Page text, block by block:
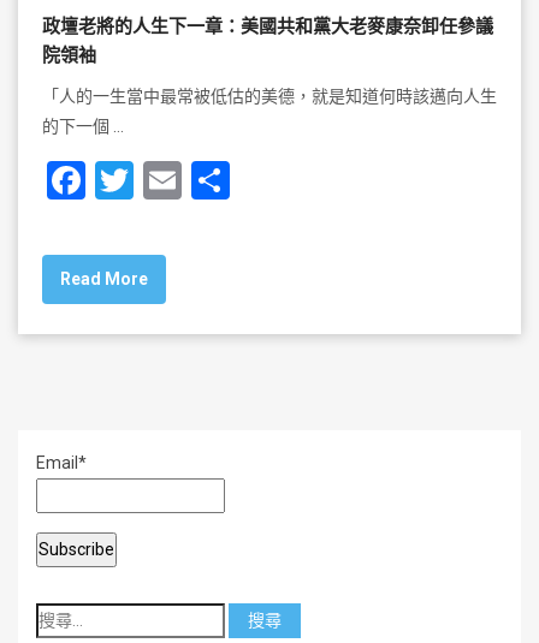
政壇老將的人生下一章：美國共和黨大老麥康奈卸任參議
院領袖
「人的一生當中最常被低估的美德，就是知道何時該邁向人生
的下一個 …
F
c
e
b
k
T
tt
er
E
Read More
Email*